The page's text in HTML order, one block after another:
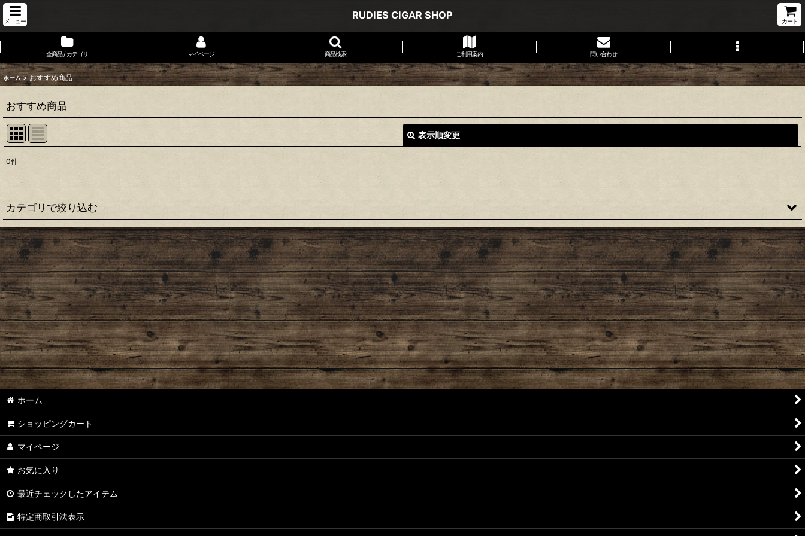
メニュー
RUDIES CIGAR SHOP
カート
全商品 / カテゴリ マイページ 商品検索 ご利用案内 問い合わせ
ホーム > おすすめ商品
おすすめ商品
表示順変更
並び順
絞り込む
0件
カテゴリで絞り込む
CubanCigar
Accessories
ホーム
ショッピングカート
マイページ
お気に入り
最近チェックしたアイテム
特定商取引法表示